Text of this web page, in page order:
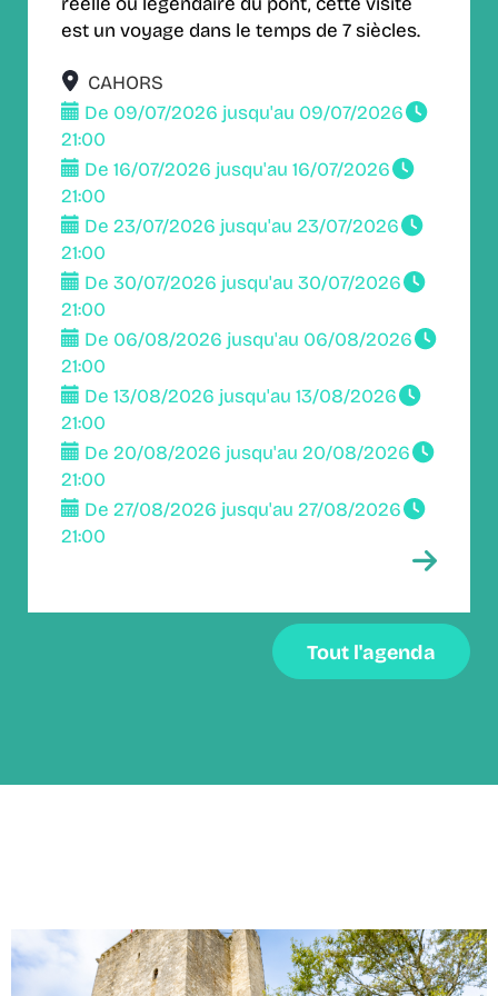
est un voyage dans le temps de 7 siècles.
CAHORS
De 09/07/2026 jusqu'au 09/07/2026
21:00
De 16/07/2026 jusqu'au 16/07/2026
21:00
De 23/07/2026 jusqu'au 23/07/2026
21:00
De 30/07/2026 jusqu'au 30/07/2026
21:00
De 06/08/2026 jusqu'au 06/08/2026
21:00
De 13/08/2026 jusqu'au 13/08/2026
21:00
De 20/08/2026 jusqu'au 20/08/2026
21:00
De 27/08/2026 jusqu'au 27/08/2026
21:00